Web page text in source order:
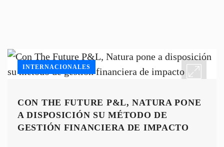
INTERNACIONALES
CON THE FUTURE P&L, NATURA PONE
A DISPOSICIÓN SU MÉTODO DE
GESTIÓN FINANCIERA DE IMPACTO